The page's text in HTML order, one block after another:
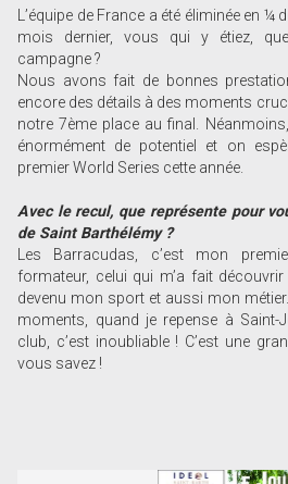
L’équipe de France a été éliminée en ¼
mois dernier, vous qui y étiez,
campagne ?
Nous avons fait de bonnes
encore des détails à des moments
notre 7ème place au final.
énormément de potentiel et on
premier World Series cette année.
Avec le recul, que représente pour
de Saint Barthélémy ?
Les Barracudas, c’est mon
formateur, celui qui m’a fait
devenu mon sport et aussi mon
moments, quand je repense à Saint-
club, c’est inoubliable ! C’est une
vous savez !